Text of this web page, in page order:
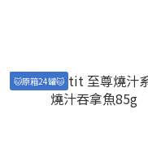
🐱原箱24罐🐱